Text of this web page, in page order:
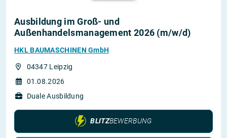
Ausbildung im Groß- und
Außenhandelsmanagement 2026 (m/w/d)
HKL BAUMASCHINEN GmbH
04347 Leipzig
01.08.2026
Duale Ausbildung
BLITZBEWERBUNG